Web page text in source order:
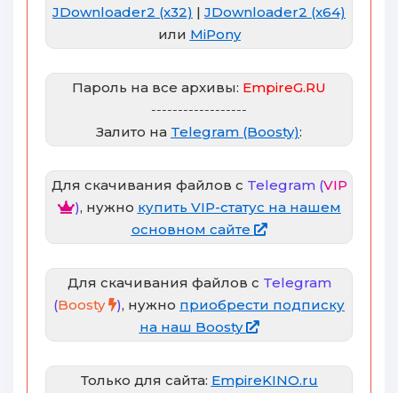
JDownloader2 (x32) | JDownloader2 (x64)
или MiPony
Пароль на все архивы: EmpireG.RU
------------------
Залито на Telegram (Boosty):
Для скачивания файлов с Telegram (VIP
), нужно купить VIP-статус на нашем
основном сайте
Для скачивания файлов с Telegram
(Boosty ), нужно приобрести подписку
на наш Boosty
Только для сайта: EmpireKINO.ru